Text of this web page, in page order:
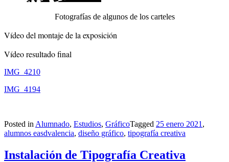
Fotografías de algunos de los carteles
Vídeo del montaje de la exposición
Vídeo resultado final
IMG_4210
IMG_4194
Posted in Alumnado, Estudios, GráficoTagged 25 enero 2021 ,
alumnos easdvalencia, diseño gráfico, tipografía creativa
Instalación de Tipografía Creativa